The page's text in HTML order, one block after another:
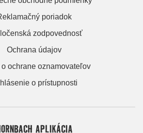
poriadok
zodpovednosť
Ochrana údajov
ochrane oznamovateľov
o prístupnosti
APLIKÁCIA